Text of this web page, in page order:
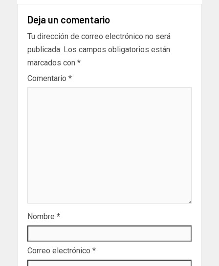
Deja un comentario
Tu dirección de correo electrónico no será
publicada. Los campos obligatorios están
marcados con *
Comentario *
Nombre *
Correo electrónico *